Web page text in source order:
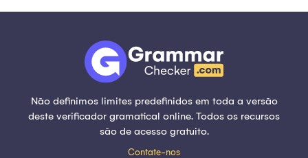
Não definimos limites predefinidos em toda a versão
deste verificador gramatical online. Todos os recursos
são de acesso gratuito.
Contate-nos